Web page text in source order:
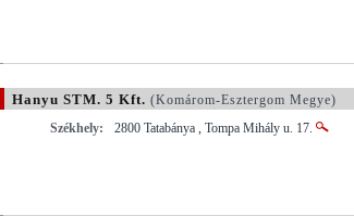
Hanyu STM. 5 Kft. (Komárom-Esztergom Megye)
Székhely:
2800 Tatabánya , Tompa Mihály u. 17.